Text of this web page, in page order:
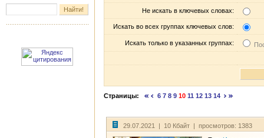
Не искать в ключевых словах:
Искать во всех группах ключевых слов:
Искать только в указанных группах:
Страницы: 6 7 8 9 10 11 12 13 14
29.07.2021 | 10 Кбайт | просмотров: 1383